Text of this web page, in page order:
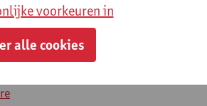
Ive Marx
voorkeuren in
alle cookies